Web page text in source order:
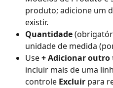
produto; adicione um
existir.
Quantidade
unidade de medida
Use + Adicionar
incluir mais de uma
controle Excluir para